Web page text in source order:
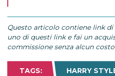
Questo articolo contiene link di
uno di questi link e fai un
commissione senza alcun
TAGS: HARRY